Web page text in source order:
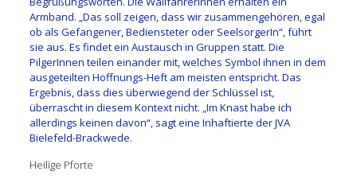
Armband. „Das soll zeigen, dass wir zusammengehören, egal
ob als Gefangener, Bediensteter oder SeelsorgerIn“, führt
sie aus. Es findet ein Austausch in Gruppen statt. Die
PilgerInnen teilen einander mit, welches Symbol ihnen in dem
ausgeteilten Hoffnungs-Heft am meisten entspricht. Das
Ergebnis, dass dies überwiegend der Schlüssel ist,
überrascht in diesem Kontext nicht. „Im Knast habe ich
allerdings keinen davon“, sagt eine Inhaftierte der JVA
Bielefeld-Brackwede.
Heilige Pforte